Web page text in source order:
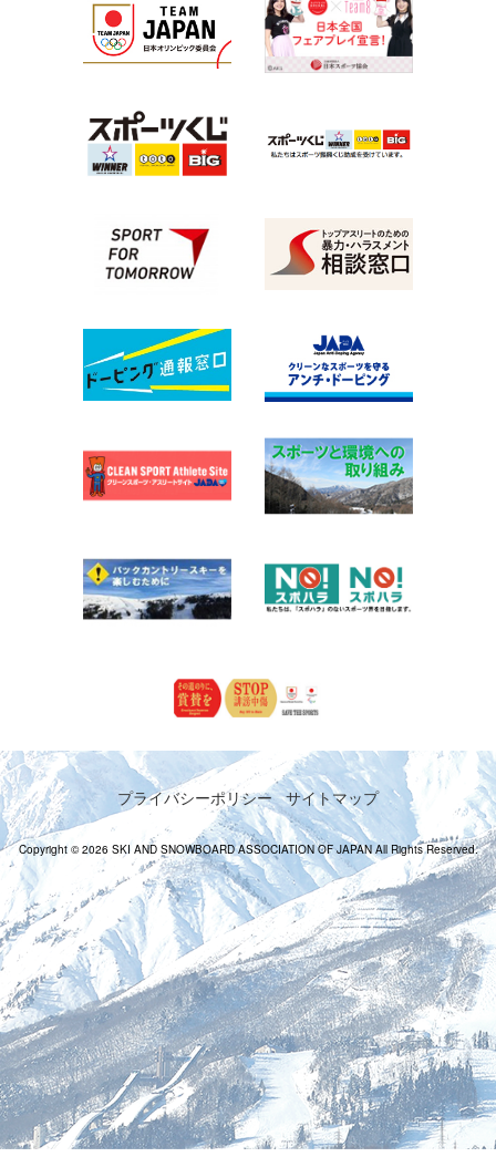
プライバシーポリシー サイトマップ
Copyright © 2026 SKI AND SNOWBOARD ASSOCIATION OF JAPAN All Rights Reserved.